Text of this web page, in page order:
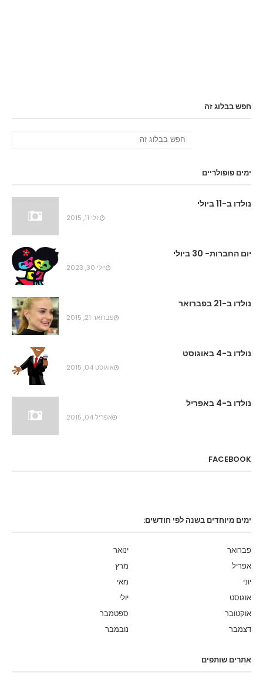
חפש בבלוג זה
ימים פופולריים
נולדו ב-11 ביולי
יולי 11, 2015
יום החברות- 30 ביולי
יולי 30, 2023
נולדו ב-21 בפברואר
פברואר 21, 2015
נולדו ב-4 באוגוסט
אוגוסט 04, 2015
נולדו ב-4 באפריל
אפריל 04, 2015
FACEBOOK
ימים מיוחדים בשנה לפי חודשים:
ינואר
פברואר
מרץ
אפריל
מאי
יוני
יולי
אוגוסט
ספטמבר
אוקטובר
נובמבר
דצמבר
אתרים שותפים